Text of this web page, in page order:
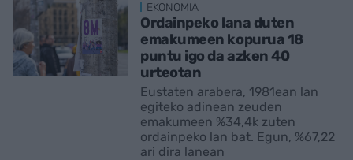
EKONOMIA
Ordainpeko lana duten
emakumeen kopurua 18
puntu igo da azken 40
urteotan
Eustaten arabera, 1981ean lan
egiteko adinean zeuden
emakumeen %34,4k zuten
ordainpeko lan bat. Egun, %67,22
ari dira lanean